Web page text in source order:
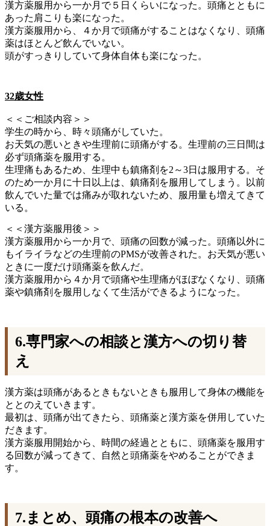
漢方薬服用から一か月で５日くらいになった。頭痛とともに
あった肩こりも楽になった。
漢方薬服用から、４か月で頭痛がすることはなくなり、頭痛
薬はほとんど飲んでいない。
頭がすっきりしていて身体自体も楽になった。
32歳女性
＜＜ご相談内容＞＞
学生の時から、時々頭痛がしていた。
お天気の悪いときや生理前に頭痛がする。生理前の三日間は
必ず頭痛薬を服用する。
生理痛もあるため、生理中も鎮痛剤を2～3日は服用する。そ
のため一か月に十日以上は、鎮痛剤を服用してしまう。以前
飲んでいた量では痛みが取れないため、服用量も増えてきて
いる。
＜＜漢方薬服用後＞＞
漢方薬服用から一か月で、頭痛の回数が減った。頭痛以外に
もイライラなどの生理前のPMSが改善された。お天気が悪い
ときに一度だけ頭痛薬を飲んだ。
漢方薬服用から４か月で頭痛や生理痛がほぼなくなり、頭痛
薬や鎮痛剤を服用しなくて生活ができるようになった。
6.専門家への相談と漢方への切り替
え
漢方薬は頭痛があるときもないときも服用して身体の機能を
ととのえていきます。
最初は、頭痛が出てきたら、頭痛薬と漢方薬を併用していた
だきます。
漢方薬服用開始から、時間の経過とともに、頭痛薬を服用す
る回数が減ってきて、自然と頭痛薬をやめることができま
す。
7.まとめ、頭痛の根本の改善へ